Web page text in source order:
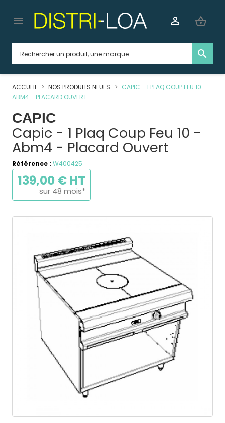
search
 shopping_basket

ACCUEIL NOS PRODUITS NEUFS
CAPIC - 1 PLAQ COUP FEU 10 -
ABM4 - PLACARD OUVERT
CAPIC
Capic - 1 Plaq Coup Feu 10 -
Abm4 - Placard Ouvert
Référence : W400425
139,00 € HT
sur 48 mois*